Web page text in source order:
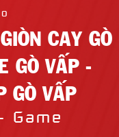
CAY GÒ
GÒ VẤP -
GÒ VẤP
Game